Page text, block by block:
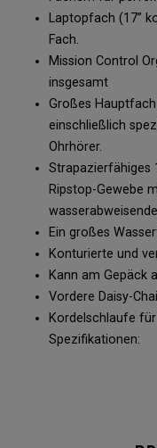
Laptopfach (17”
Fach.
Mission Control
insgesamt
Großes
einschließlich
Ohrhörer.
Strapazierfähiges
Ripstop-Gewebe
Ein großes
Konturierte und
Kann am Gepäck
Vordere Daisy-
Kordelschlaufe
Spezifikationen: